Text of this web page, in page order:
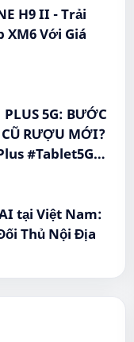
H9 II - Trải
Với Giá
5G: BƯỚC
RƯỢU MỚI?
#Tablet5G
tại Việt Nam:
Thủ Nội Địa